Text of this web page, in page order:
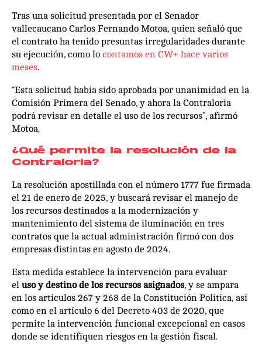
Tras una solicitud presentada por el Senador
vallecaucano Carlos Fernando Motoa, quien señaló que
el contrato ha tenido presuntas irregularidades durante
su ejecución, como lo contamos en CW+ hace varios
meses.
“Esta solicitud había sido aprobada por unanimidad en la
Comisión Primera del Senado, y ahora la Contraloría
podrá revisar en detalle el uso de los recursos”, afirmó
Motoa.
¿Qué permite la resolución de la
Contraloria?
La resolución apostillada con el número 1777 fue firmada
el 21 de enero de 2025, y buscará revisar el manejo de
los recursos destinados a la modernización y
mantenimiento del sistema de iluminación en tres
contratos que la actual administración firmó con dos
empresas distintas en agosto de 2024.
Esta medida establece la intervención para evaluar
el uso y destino de los recursos asignados, y se ampara
en los artículos 267 y 268 de la Constitución Política, así
como en el artículo 6 del Decreto 403 de 2020, que
permite la intervención funcional excepcional en casos
donde se identifiquen riesgos en la gestión fiscal.